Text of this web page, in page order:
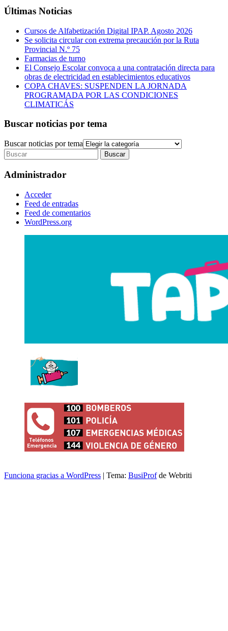
Últimas Noticias
Cursos de Alfabetización Digital IPAP. Agosto 2026
Se solicita circular con extrema precaución por la Ruta
Provincial N.º 75
Farmacias de turno
El Consejo Escolar convoca a una contratación directa para
obras de electricidad en establecimientos educativos
COPA CHAVES: SUSPENDEN LA JORNADA
PROGRAMADA POR LAS CONDICIONES
CLIMATICÁS
Buscar noticias por tema
Buscar noticias por tema
Administrador
Acceder
Feed de entradas
Feed de comentarios
WordPress.org
Funciona gracias a WordPress | Tema: BusiProfde Webriti